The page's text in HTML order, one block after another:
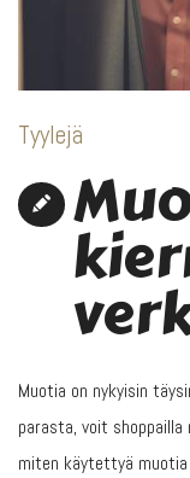
Tyylejä
Muotia on nykyisin
parasta, voit
miten käytettyä